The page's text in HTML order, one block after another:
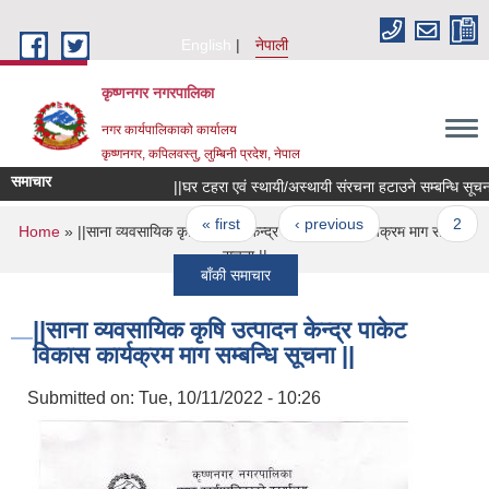
English
नेपाली
कृष्णनगर नगरपालिका
नगर कार्यपालिकाको कार्यालय
कृष्णनगर, कपिलवस्तु, लुम्बिनी प्रदेश, नेपाल
समाचार ||घर टहरा एवं स्थायी/अस्थायी संरचना हटाउने सम्बन्धि सूचना ||
Pages
« first ‹ previous … 2
बाँकी समाचार
You are here
Home » ||साना व्यवसायिक कृषि उत्पादन केन्द्र पाकेट विकास कार्यक्रम माग सम्बन्धि
सूचना ||
||साना व्यवसायिक कृषि उत्पादन केन्द्र पाकेट
विकास कार्यक्रम माग सम्बन्धि सूचना ||
Submitted on: Tue, 10/11/2022 - 10:26